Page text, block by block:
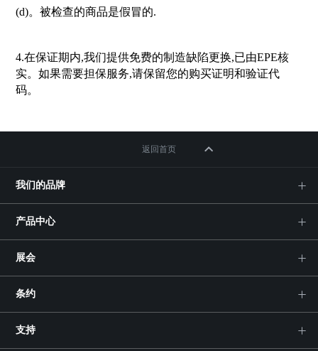
(d)。被检查的商品是假冒的.
4.在保证期内,我们提供免费的制造缺陷更换,已由EPE核
实。如果需要担保服务,请保留您的购买证明和验证代
码。
返回首页
我们的品牌
产品中心
展会
条约
支持